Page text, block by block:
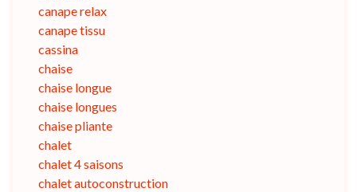
canape relax
canape tissu
cassina
chaise
chaise longue
chaise longues
chaise pliante
chalet
chalet 4 saisons
chalet autoconstruction